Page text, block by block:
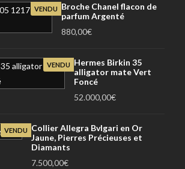
VENDU
Broche Chanel flacon de
parfum Argenté
880,00€
VENDU
Hermes Birkin 35
alligator mate Vert
Foncé
52.000,00€
VENDU
Collier Allegra Bvlgari en Or
Jaune, Pierres Précieuses et
Diamants
7.500,00€